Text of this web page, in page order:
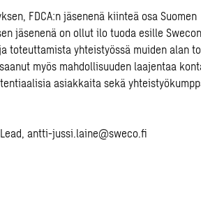
FDCA:n jäsenenä kiinteä osa Suomen
jäsenenä on ollut ilo tuoda esille
toteuttamista yhteistyössä muiden alan
myös mahdollisuuden laajentaa
asiakkaita sekä
, antti-jussi.laine@sweco.fi